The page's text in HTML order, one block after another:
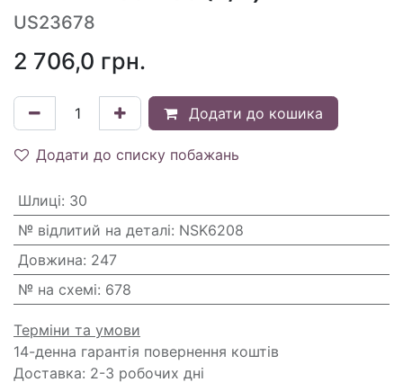
US23678
2 706,0 грн.
Додати до кошика
Додати до списку побажань
Шлиці: 30
№ відлитий на деталі: NSK6208
Довжина: 247
№ на схемі: 678
Терміни та умови
14-денна гарантія повернення коштів
Доставка: 2-3 робочих дні